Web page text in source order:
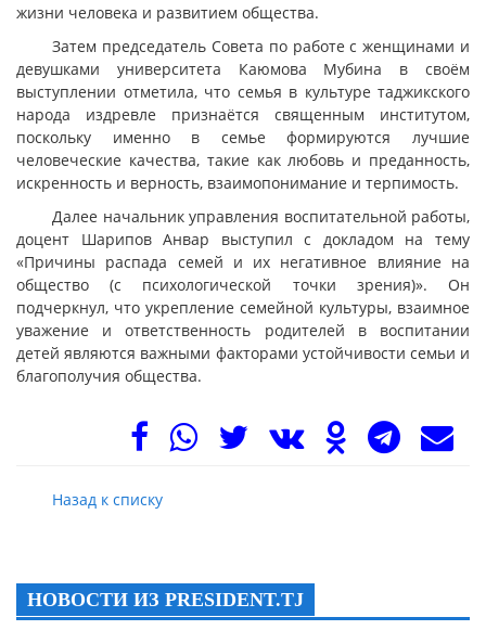
жизни человека и развитием общества.
Затем председатель Совета по работе с женщинами и
девушками университета Каюмова Мубина в своём
выступлении отметила, что семья в культуре таджикского
народа издревле признаётся священным институтом,
поскольку именно в семье формируются лучшие
человеческие качества, такие как любовь и преданность,
искренность и верность, взаимопонимание и терпимость.
Далее начальник управления воспитательной работы,
доцент Шарипов Анвар выступил с докладом на тему
«Причины распада семей и их негативное влияние на
общество (с психологической точки зрения)». Он
подчеркнул, что укрепление семейной культуры, взаимное
уважение и ответственность родителей в воспитании
детей являются важными факторами устойчивости семьи и
благополучия общества.
Назад к списку
НОВОСТИ ИЗ PRESIDENT.TJ